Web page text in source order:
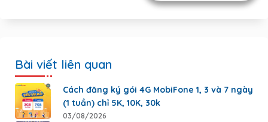
Bài viết liên quan
Cách đăng ký gói 4G MobiFone 1, 3 và 7 ngày
(1 tuần) chỉ 5K, 10K, 30k
03/08/2026